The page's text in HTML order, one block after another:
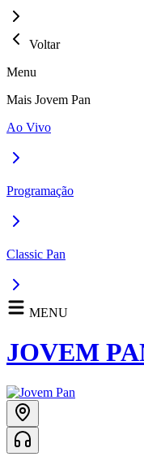
Voltar
Menu
Mais Jovem Pan
Ao Vivo
Programação
Classic Pan
MENU
JOVEM